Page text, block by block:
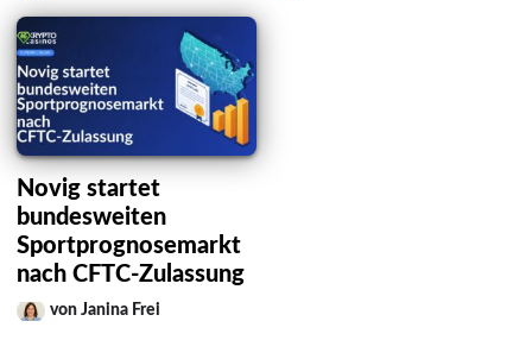
Novig startet
bundesweiten
Sportprognosemarkt
nach CFTC-Zulassung
von Janina Frei